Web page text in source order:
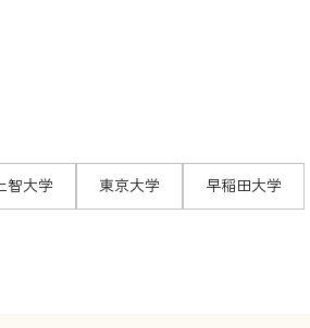
智大学 東京大学 早稲田大学